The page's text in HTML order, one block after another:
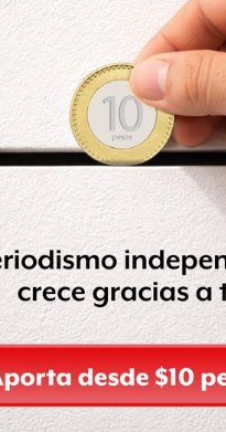
que se entregará en
Liga de las
fórmula para determinar
Naciones no resulta tan
mini final entre los cuatro
división que se
allíse comienza a
ya que la nueva
cuatro cupos de
2020.
de acceso se jugará a lo